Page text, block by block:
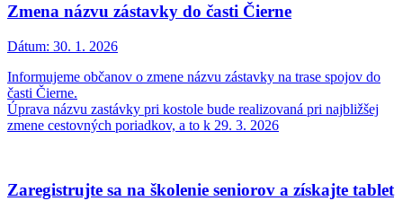
Zmena názvu zástavky do časti Čierne
Dátum: 30. 1. 2026
Informujeme občanov o zmene názvu zástavky na trase spojov do
časti Čierne.
Úprava názvu zastávky pri kostole bude realizovaná pri najbližšej
zmene cestovných poriadkov, a to k 29. 3. 2026
Zaregistrujte sa na školenie seniorov a získajte tablet